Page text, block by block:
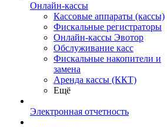
Онлайн-кассы
Кассовые аппараты (кассы)
Фискальные регистраторы
Онлайн-кассы Эвотор
Обслуживание касс
Фискальные накопители и
замена
Аренда кассы (ККТ)
Ещё
Электронная отчетность